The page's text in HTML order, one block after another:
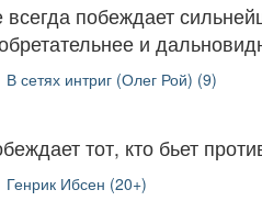
всегда побеждает
и
В сетях интриг (Олег Рой) (9)
тот, кто бьет
Генрик Ибсен (20+)